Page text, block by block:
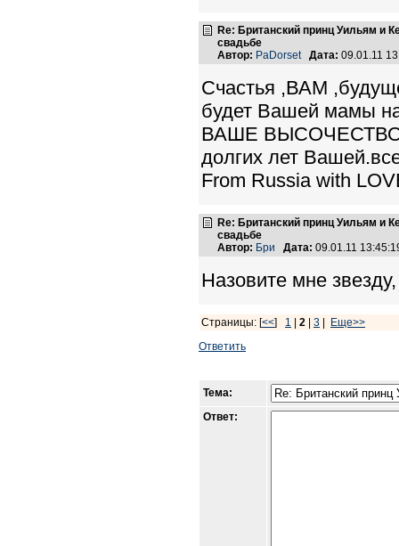
Re: Британский принц Уильям и
свадьбе
Автор: PaDorset Дата: 09.01.11
Счастья ,ВАМ
будет Вашей мамы
ВАШЕ ВЫСОЧЕСТВО
долгих лет
From Russia with
Re: Британский принц Уильям и
свадьбе
Автор: Бри Дата: 09.01.11
Назовите мне
Страницы: [<<] 1 2 3
Еще>>
Ответить
Тема:
Ответ: